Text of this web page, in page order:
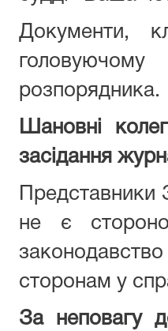
Документи,
розпорядника.
Шановні
засідання
Представники
не є
сторонам у
За неповагу